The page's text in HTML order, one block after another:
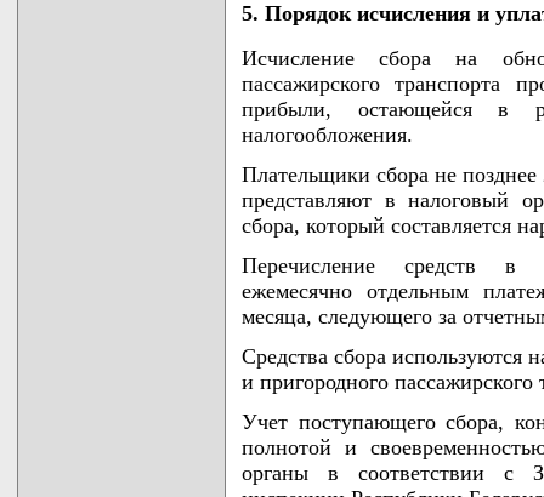
5. Порядок исчисления и
Исчисление сбора на
пассажирского транспорта
прибыли, остающейся в
налогообложения.
Плательщики сбора не
представляют в налоговый
сбора, который составляется
Перечисление средств в
ежемесячно отдельным
месяца, следующего за
Средства сбора используются
и пригородного пассажирского
Учет поступающего сбора,
полнотой и
органы в соответствии с